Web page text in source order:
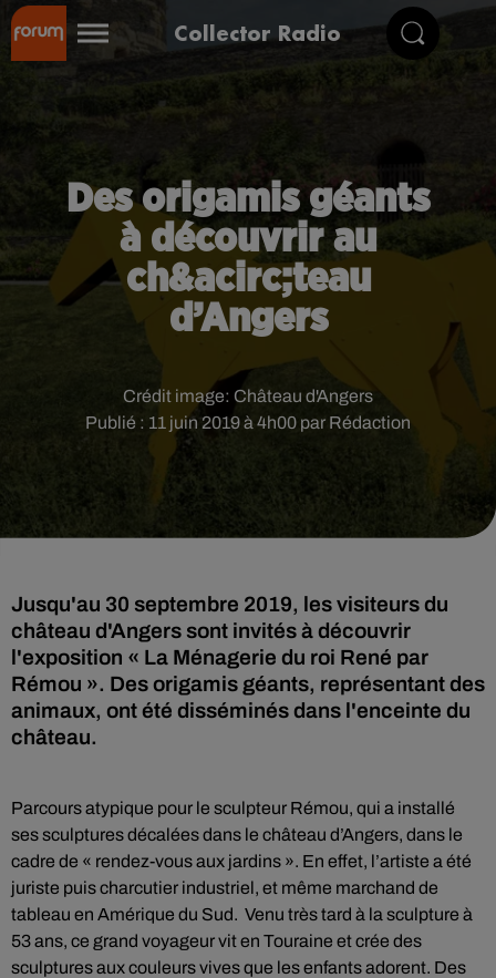
Collector Radio
Des origamis géants
à découvrir au
ch&acirc;teau
d’Angers
Publié : 11 juin 2019 à 4h00 par Rédaction
Crédit image: Château d'Angers
Jusqu'au 30 septembre 2019, les visiteurs du
château d'Angers sont invités à découvrir
l'exposition « La Ménagerie du roi René par
Rémou ». Des origamis géants, représentant des
animaux, ont été disséminés dans l'enceinte du
château.
Parcours atypique pour le sculpteur Rémou, qui a installé
ses sculptures décalées dans le château d’Angers, dans le
cadre de « rendez-vous aux jardins ». En effet, l’artiste a été
juriste puis charcutier industriel, et même marchand de
tableau en Amérique du Sud. Venu très tard à la sculpture à
53 ans, ce grand voyageur vit en Touraine et crée des
sculptures aux couleurs vives que les enfants adorent. Des